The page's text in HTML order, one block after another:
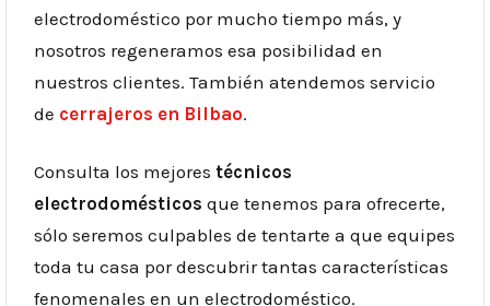
electrodoméstico por mucho tiempo más, y
nosotros regeneramos esa posibilidad en
nuestros clientes. También atendemos servicio
de cerrajeros en Bilbao.
Consulta los mejores técnicos
electrodomésticos que tenemos para ofrecerte,
sólo seremos culpables de tentarte a que equipes
toda tu casa por descubrir tantas características
fenomenales en un electrodoméstico.